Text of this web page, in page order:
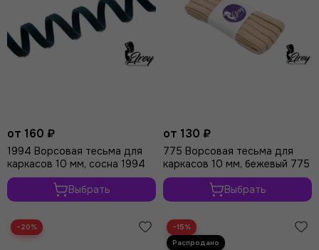
от 160 ₽
1994 Ворсовая тесьма для
каркасов 10 мм, сосна 1994
Выбрать
от 130 ₽
775 Ворсовая тесьма для
каркасов 10 мм, бежевый 775
Выбрать
−20% −15%